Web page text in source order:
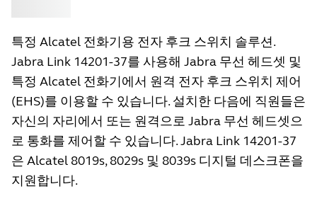
특정 Alcatel 전화기용 전자 후크 스위치 솔루션.
Jabra Link 14201-37를 사용해 Jabra 무선 헤드셋 및
특정 Alcatel 전화기에서 원격 전자 후크 스위치 제어
(EHS)를 이용할 수 있습니다. 설치한 다음에 직원들은
자신의 자리에서 또는 원격으로 Jabra 무선 헤드셋으
로 통화를 제어할 수 있습니다. Jabra Link 14201-37
은 Alcatel 8019s, 8029s 및 8039s 디지털 데스크폰을
지원합니다.